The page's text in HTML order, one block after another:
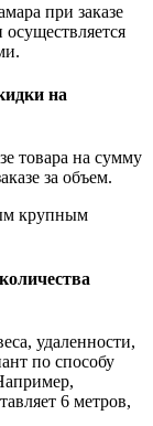
при заказе
на
товара на сумму
за объем.
крупным
удаленности,
по способу
6 метров,